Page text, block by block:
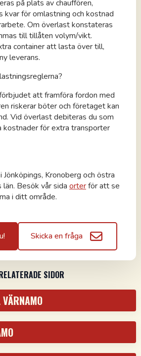
på plats av chauffören,
kvar för omlastning och kostnad
Om överlast konstateras
till tillåten volym/vikt.
container att lasta över till,
leverans.
att framföra fordon med
riskerar böter och företaget kan
Vid överlast debiteras du som
kostnader för extra transporter
Jönköpings, Kronoberg och östra
Besök vår sida orterför att se
i ditt område.
Skicka en fråga
SIDOR